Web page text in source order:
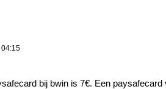
04:15
bij bwin is 7€. Een